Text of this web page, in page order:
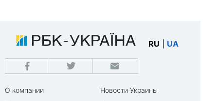
RU UA
О компании
Новости Украины